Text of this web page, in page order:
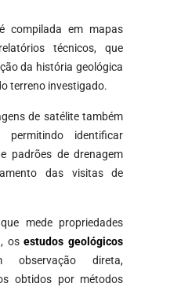
compilada em mapas
técnicos, que
da história geológica
terreno investigado.
de satélite também
permitindo identificar
padrões de drenagem
das visitas de
mede propriedades
osestudos geológicos
observação direta,
obtidos por métodos